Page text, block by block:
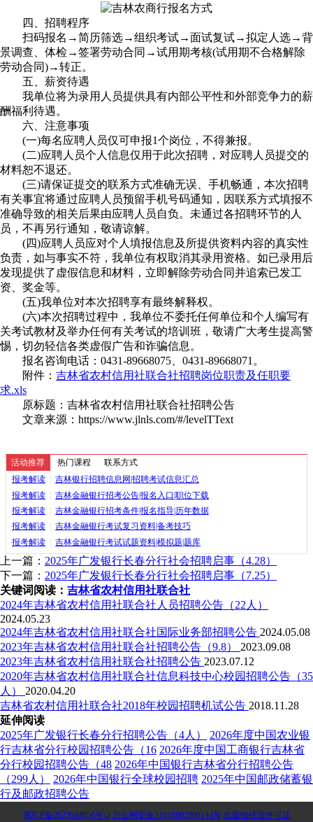
四、招聘程序
扫码报名→简历筛选→组织考试→面试复试→拟定人选→背
景调查、体检→签署劳动合同→试用期考核(试用期不合格解除
劳动合同)→转正。
五、薪资待遇
我单位将为录用人员提供具有内部公平性和外部竞争力的薪
酬福利待遇。
六、注意事项
(一)每名应聘人员仅可申报1个岗位，不得兼报。
(二)应聘人员个人信息仅用于此次招聘，对应聘人员提交的
材料恕不退还。
(三)请保证提交的联系方式准确无误、手机畅通，本次招聘
有关事宜将通过应聘人员预留手机号码通知，因联系方式填报不
准确导致的相关后果由应聘人员自负。未通过各招聘环节的人
员，不再另行通知，敬请谅解。
(四)应聘人员应对个人填报信息及所提供资料内容的真实性
负责，如与事实不符，我单位有权取消其录用资格。如已录用后
发现提供了虚假信息和材料，立即解除劳动合同并追索已发工
资、奖金等。
(五)我单位对本次招聘享有最终解释权。
(六)本次招聘过程中，我单位不委托任何单位和个人编写有
关考试教材及举办任何有关考试的培训班，敬请广大考生提高警
惕，切勿轻信各类虚假广告和诈骗信息。
报名咨询电话：0431-89668075、0431-89668071。
附件： 吉林省农村信用社联合社招聘岗位职责及任职要
求.xls
原标题：吉林省农村信用社联合社招聘公告
文章来源：https://www.jlnls.com/#/levelTText
活动推荐 热门课程 联系方式
报考解读
吉林银行招聘信息网|招聘考试信息汇总
报考解读
吉林金融银行招考公告|报名入口|职位下载
报考解读
吉林金融银行招考条件|报名指导|历年数据
报考解读
吉林金融银行考试复习资料|备考技巧
报考解读
吉林金融银行考试试题资料|模拟题|题库
上一篇： 2025年广发银行长春分行社会招聘启事（4.28）
下一篇： 2025年广发银行长春分行社会招聘启事（7.25）
关键词阅读： 吉林省农村信用社联合社
2024年吉林省农村信用社联合社人员招聘公告（22人）
2024.05.23
2024年吉林省农村信用社联合社国际业务部招聘公告 2024.05.08
2023年吉林省农村信用社联合社招聘公告（9.8） 2023.09.08
2023年吉林省农村信用社联合社招聘公告 2023.07.12
2020年吉林省农村信用社联合社信息科技中心校园招聘公告（35
人） 2020.04.20
吉林省农村信用社联合社2018年校园招聘机试公告 2018.11.28
延伸阅读
2025年广发银行长春分行招聘公告（4人）
2026年度中国农业银
行吉林省分行校园招聘公告（16 2026年度中国工商银行吉林省
分行校园招聘公告（48 2026年中国银行吉林省分行招聘公告
（299人）
2026年中国银行全球校园招聘 2025年中国邮政储蓄银
行及邮政招聘公告
蜀ICP备2023044056号-2 川公网安备51018002000144号 出版物经营许可证